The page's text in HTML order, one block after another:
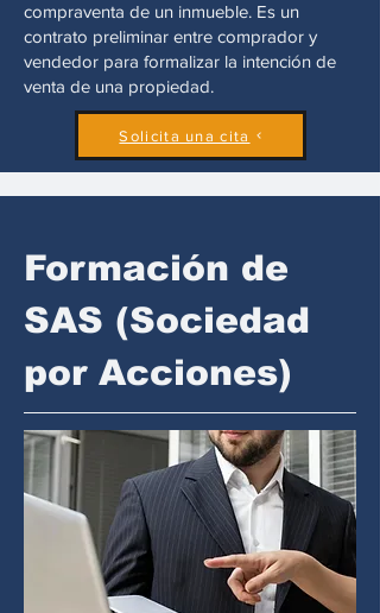
compraventa de un inmueble. Es un
contrato preliminar entre comprador y
vendedor para formalizar la intención de
venta de una propiedad.
Solicita una cita
Formación de
SAS (Sociedad
por Acciones)